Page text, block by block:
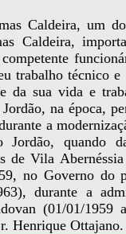
Caldeira, um
Caldeira,
trabalho técnico
da sua vida e
na época,
a
Jordão, quando
de Vila
no Governo do
durante a
(01/01/1959
Henrique Ottajano.